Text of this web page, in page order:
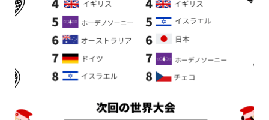
シェア お問い合わせ